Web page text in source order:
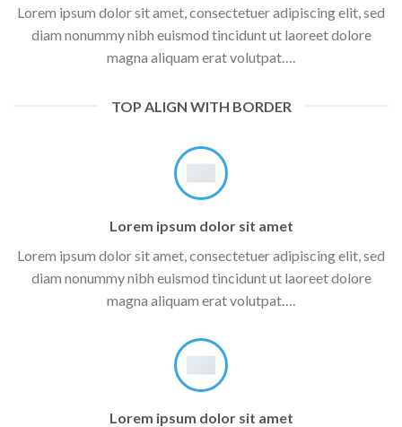
Lorem ipsum dolor sit amet, consectetuer adipiscing elit, sed
diam nonummy nibh euismod tincidunt ut laoreet dolore
magna aliquam erat volutpat….
TOP ALIGN WITH BORDER
Lorem ipsum dolor sit amet
Lorem ipsum dolor sit amet, consectetuer adipiscing elit, sed
diam nonummy nibh euismod tincidunt ut laoreet dolore
magna aliquam erat volutpat….
Lorem ipsum dolor sit amet